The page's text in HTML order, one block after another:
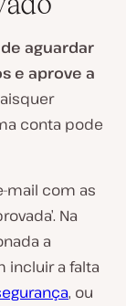
aguardar
e aprove a
conta pode
mail com as
Na
a
incluir a falta
, ou